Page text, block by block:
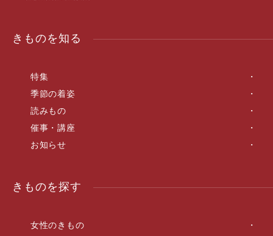
きものを知る
特集
季節の着姿
読みもの
催事・講座
お知らせ
きものを探す
女性のきもの